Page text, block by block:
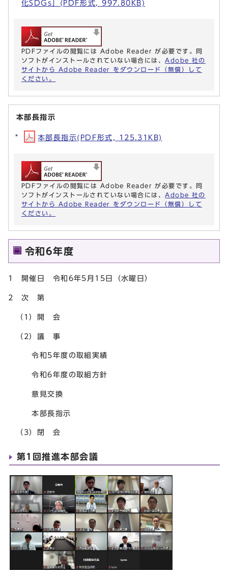
化SDGs」(PDF形式, 997.80KB)
PDFファイルの閲覧には Adobe Reader が必要です。同
ソフトがインストールされていない場合には、 Adobe 社の
サイトから Adobe Reader をダウンロード（無償）して
ください。
本部長指示
本部長指示(PDF形式, 125.31KB)
PDFファイルの閲覧には Adobe Reader が必要です。同
ソフトがインストールされていない場合には、 Adobe 社の
サイトから Adobe Reader をダウンロード（無償）して
ください。
令和6年度
1 開催日 令和6年5月15日（水曜日）
2 次 第
（1）開 会
（2）議 事
令和5年度の取組実績
令和6年度の取組方針
意見交換
本部長指示
（3）閉 会
第1回推進本部会議